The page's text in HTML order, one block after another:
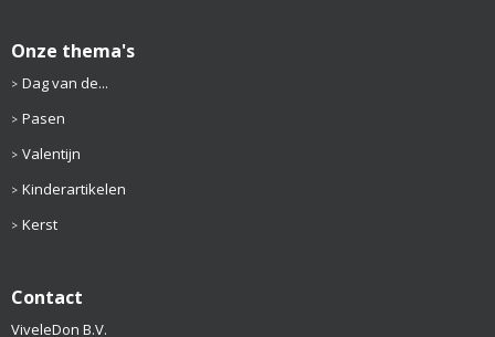
Onze thema's
Dag van de...
Pasen
Valentijn
Kinderartikelen
Kerst
Contact
ViveleDon B.V.